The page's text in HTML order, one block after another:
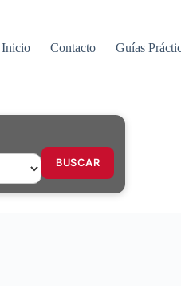
Inicio Contacto Guías
BUSCAR